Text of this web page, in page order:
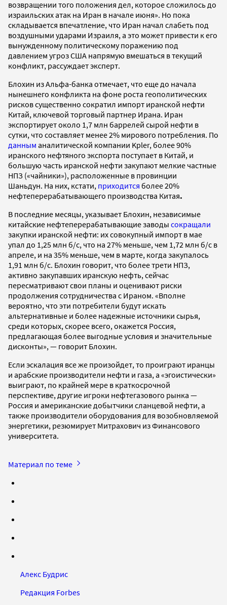
возвращении того положения дел, которое сложилось до
израильских атак на Иран в начале июня». Но пока
складывается впечатление, что Иран начал слабеть под
воздушными ударами Израиля, а это может привести к его
вынужденному политическому поражению под
давлением угроз США напрямую вмешаться в текущий
конфликт, рассуждает эксперт.
Блохин из Альфа-банка отмечает, что еще до начала
нынешнего конфликта на фоне роста геополитических
рисков существенно сократил импорт иранской нефти
Китай, ключевой торговый партнер Ирана. Иран
экспортирует около 1,7 млн баррелей сырой нефти в
сутки, что составляет менее 2% мирового потребления. По
данным аналитической компании Kpler, более 90%
иранского нефтяного экспорта поступает в Китай, и
большую часть иранской нефти закупают мелкие частные
НПЗ («чайники»), расположенные в провинции
Шаньдун. На них, кстати, приходится более 20%
нефтеперерабатывающего производства Китая.
В последние месяцы, указывает Блохин, независимые
китайские нефтеперерабатывающие заводы сокращали
закупки иранской нефти: их совокупный импорт в мае
упал до 1,25 млн б/с, что на 27% меньше, чем 1,72 млн б/с в
апреле, и на 35% меньше, чем в марте, когда закупалось
1,91 млн б/с. Блохин говорит, что более трети НПЗ,
активно закупавших иранскую нефть, сейчас
пересматривают свои планы и оценивают риски
продолжения сотрудничества с Ираном. «Вполне
вероятно, что эти потребители будут искать
альтернативные и более надежные источники сырья,
среди которых, скорее всего, окажется Россия,
предлагающая более выгодные условия и значительные
дисконты», — говорит Блохин.
Если эскалация все же произойдет, то проиграют иранцы
и арабские производители нефти и газа, а «эгоистически»
выиграют, по крайней мере в краткосрочной
перспективе, другие игроки нефтегазового рынка —
Россия и американские добытчики сланцевой нефти, а
также производители оборудования для возобновляемой
энергетики, резюмирует Митрахович из Финансового
университета.
Материал по теме
Алекс Будрис
Редакция Forbes